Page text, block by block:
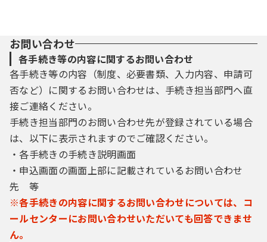
お問い合わせ
各手続き等の内容に関するお問い合わせ
各手続き等の内容（制度、必要書類、入力内容、申請可
否など）に関するお問い合わせは、手続き担当部門へ直
接ご連絡ください。
手続き担当部門のお問い合わせ先が登録されている場合
は、以下に表示されますのでご確認ください。
・各手続きの手続き説明画面
・申込画面の画面上部に記載されているお問い合わせ
先 等
※各手続きの内容に関するお問い合わせについては、コ
ールセンターにお問い合わせいただいても回答できませ
ん。